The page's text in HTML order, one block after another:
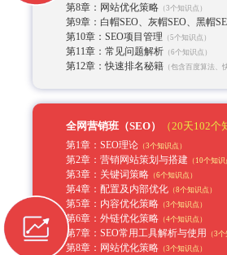
第10章：SEO项目管理 （5个知识点）
第11章：常见问题解析（6个知识点）
第12章：快速排名秘籍 （包含百度算法、
第2章：营销网站策划与搭建（10个知识
第3章：关键词策略（6个知识点）
第4章：配置及内部优化（8个知识点）
第5章：内容优化策略（3个知识点）
第6章：外链优化策略（4个知识点）
第7章：SEO常用工具解析与使用
第8章：网站优化策略（3个知识点）
第9章：白帽SEO、灰帽SEO、黑帽
第10章：SEO项目管理 （5个知识点）